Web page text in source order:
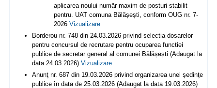
aplicarea noului număr maxim de posturi stabilit
pentru. UAT comuna Bălășești, conform OUG nr. 7-
2026 Vizualizare
Borderou nr. 748 din 24.03.2026 privind selectia dosarelor
pentru concursul de recrutare pentru ocuparea functiei
publice de secretar general al comunei Bălășești (Adaugat la
data 24.03.2026) Vizualizare
Anunţ nr. 687 din 19.03.2026 privind organizarea unei şedinţe
publice în data de 25.03.2026 (Adaugat la data 19.03.2026)